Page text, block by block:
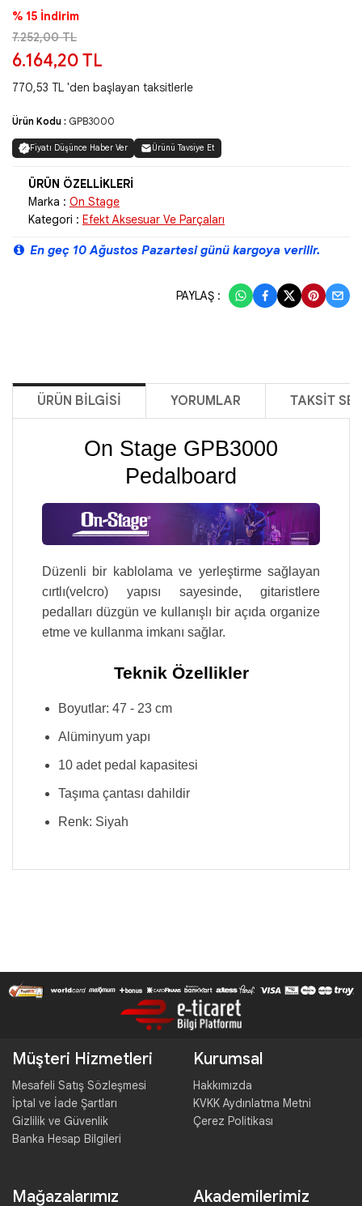
% 15 İndirim
7.252,00 TL
6.164,20 TL
770,53 TL 'den başlayan taksitlerle
Ürün Kodu : GPB3000
Fiyatı Düşünce Haber Ver Ürünü Tavsiye Et
Marka : On Stage
Kategori : Efekt Aksesuar Ve Parçaları
En geç 10 Ağustos Pazartesi günü kargoya verilir.
PAYLAŞ :
ÜRÜN BILGISI YORUMLAR TAKSIT
On Stage GPB3000
Pedalboard
Düzenli bir kablolama ve yerleştirme sağlayan
cırtlı(velcro) yapısı sayesinde, gitaristlere
pedalları düzgün ve kullanışlı bir açıda organize
etme ve kullanma imkanı sağlar.
Teknik Özellikler
Boyutlar: 47 - 23 cm
Alüminyum yapı
10 adet pedal kapasitesi
Taşıma çantası dahildir
Renk: Siyah
Müşteri Hizmetleri
Mesafeli Satış Sözleşmesi
İptal ve İade Şartları
Gizlilik ve Güvenlik
Banka Hesap Bilgileri
Kurumsal
Hakkımızda
KVKK Aydınlatma Metni
Çerez Politikası
Mağazalarımız Akademilerimiz